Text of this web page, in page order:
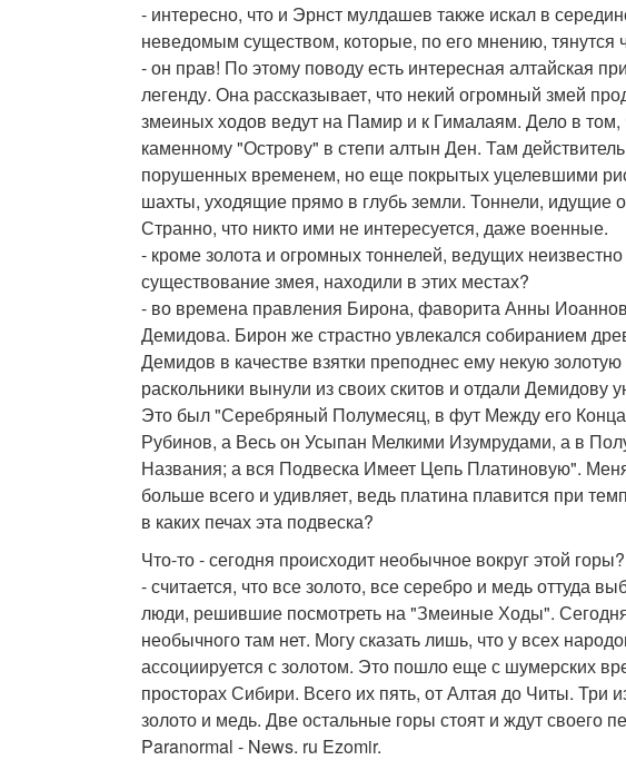
- интересно, что и Эрнст мулдашев также искал в
неведомым существом, которые, по его мнению, тянутся
- он прав! По этому поводу есть интересная алтайская
легенду. Она рассказывает, что некий огромный змей
змеиных ходов ведут на Памир и к Гималаям. Дело в
каменному "Острову" в степи алтын Ден. Там
порушенных временем, но еще покрытых уцелевшими
шахты, уходящие прямо в глубь земли. Тоннели, идущие
Странно, что никто ими не интересуется, даже военные.
- кроме золота и огромных тоннелей, ведущих
существование змея, находили в этих местах?
- во времена правления Бирона, фаворита Анны
Демидова. Бирон же страстно увлекался собиранием
Демидов в качестве взятки преподнес ему некую
раскольники вынули из своих скитов и отдали
Это был "Серебряный Полумесяц, в фут Между его
Рубинов, а Весь он Усыпан Мелкими Изумрудами, а в
Названия; а вся Подвеска Имеет Цепь Платиновую".
больше всего и удивляет, ведь платина плавится при
в каких печах эта подвеска?
Что-то - сегодня происходит необычное вокруг этой горы?
- считается, что все золото, все серебро и медь
люди, решившие посмотреть на "Змеиные Ходы".
необычного там нет. Могу сказать лишь, что у всех
ассоциируется с золотом. Это пошло еще с шумерских
просторах Сибири. Всего их пять, от Алтая до Читы. Три
золото и медь. Две остальные горы стоят и ждут своего
Paranormal - News. ru Ezomir.